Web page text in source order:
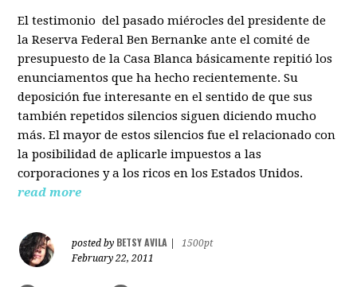
El testimonio del pasado miérocles del presidente de
la Reserva Federal Ben Bernanke ante el comité de
presupuesto de la Casa Blanca básicamente repitió los
enunciamentos que ha hecho recientemente. Su
deposición fue interesante en el sentido de que sus
también repetidos silencios siguen diciendo mucho
más. El mayor de estos silencios fue el relacionado con
la posibilidad de aplicarle impuestos a las
corporaciones y a los ricos en los Estados Unidos.
read more
posted by BETSY AVILA
1500pt
February 22, 2011